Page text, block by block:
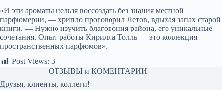
«И эти ароматы нельзя воссоздать без знания местной
парфюмерии, — хрипло проговорил Летов, вдыхая запах старой
книги. — Нужно изучить благовония района, его уникальные
сочетания. Опыт работы Кирилла Толль — это коллекция
пространственных парфюмов».
Post Views: 3
ОТЗЫВЫ и КОМЕНТАРИИ
Друзья, клиенты, коллеги!